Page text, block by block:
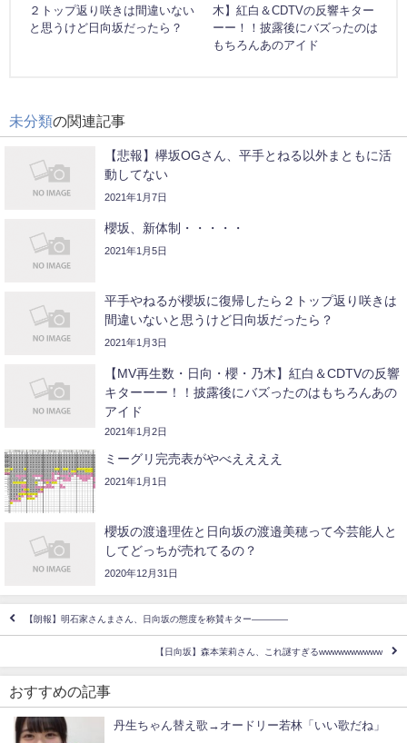
２トップ返り咲きは間違いない
と思うけど日向坂だったら？
木】紅白＆CDTVの反響キター
ーー！！披露後にバズったのは
もちろんあのアイド
未分類の関連記事
【悲報】欅坂OGさん、平手とねる以外まともに活
動してない
2021年1月7日
櫻坂、新体制・・・・・
2021年1月5日
平手やねるが櫻坂に復帰したら２トップ返り咲きは
間違いないと思うけど日向坂だったら？
2021年1月3日
【MV再生数・日向・櫻・乃木】紅白＆CDTVの反響
キターーー！！披露後にバズったのはもちろんあの
アイド
2021年1月2日
ミーグリ完売表がやべええええ
2021年1月1日
櫻坂の渡邉理佐と日向坂の渡邉美穂って今芸能人と
してどっちが売れてるの？
2020年12月31日
【朗報】明石家さんまさん、日向坂の態度を称賛キター――――
【日向坂】森本茉莉さん、これ謎すぎるwwwwwwwwww
おすすめの記事
丹生ちゃん替え歌→オードリー若林「いい歌だね」